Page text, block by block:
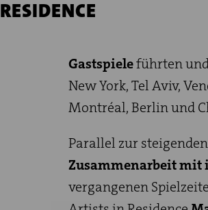
RESIDENCE
Gastspieleführten
New York, Tel Aviv,
Montréal, Berlin und
Parallel zur
Zusammenarbeit mit
vergangenen